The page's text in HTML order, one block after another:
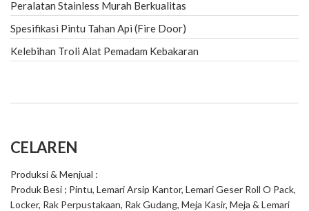
Peralatan Stainless Murah Berkualitas
Spesifikasi Pintu Tahan Api (Fire Door)
Kelebihan Troli Alat Pemadam Kebakaran
CELAREN
Produksi & Menjual :
Produk Besi ; Pintu, Lemari Arsip Kantor, Lemari Geser Roll O Pack,
Locker, Rak Perpustakaan, Rak Gudang, Meja Kasir, Meja & Lemari